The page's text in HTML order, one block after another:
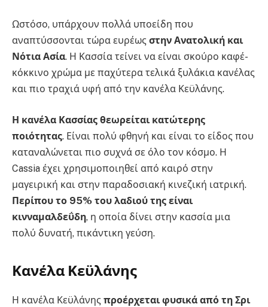
Ωστόσο, υπάρχουν πολλά υποείδη που
αναπτύσσονται τώρα ευρέως στην Ανατολική και
Νότια Ασία. Η Κασσία τείνει να είναι σκούρο καφέ-
κόκκινο χρώμα με παχύτερα τελικά ξυλάκια κανέλας
και πιο τραχιά υφή από την κανέλα Κεϋλάνης.
Η κανέλα Κασσίας θεωρείται κατώτερης
ποιότητας. Είναι πολύ φθηνή και είναι το είδος που
καταναλώνεται πιο συχνά σε όλο τον κόσμο. Η
Cassia έχει χρησιμοποιηθεί από καιρό στην
μαγειρική και στην παραδοσιακή κινεζική ιατρική.
Περίπου το 95% του λαδιού της είναι
κινναμαλδεΰδη, η οποία δίνει στην κασσία μια
πολύ δυνατή, πικάντικη γεύση.
Κανέλα Κεϋλάνης
Η κανέλα Κεϋλάνης προέρχεται φυσικά από τη Σρι